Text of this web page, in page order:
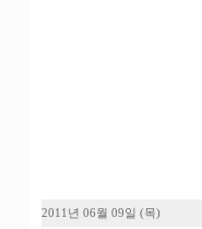
2011년 06월 09일 (목)